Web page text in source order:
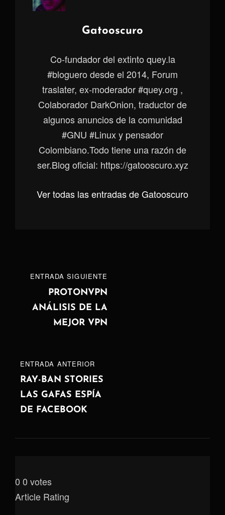
Autor:
Gatooscuro
Co-fundador del extinto quey.la
#bloguero desde el 2014, Forum
traslater, ex-moderador #quey.org ,
Colaborador DarkOnion, traductor de
algunos anuncios de la comunidad
#GNU #Linux y pensador
Colombiano.Todo tiene una razón de
ser.Blog oficial: https://gatooscuro.xyz
Ver todas las entradas de Gatooscuro
Navegación
entradas
ENTRADA
ANTERIOR
ENTRADA ANTERIOR
RAY-BAN STORIES
LAS GAFAS ESPÍA
DE FACEBOOK
ENTRADA
SIGUIENTE
ENTRADA SIGUIENTE
PROTONVPN
ANÁLISIS DE LA
MEJOR VPN
0 0 votes
Article Rating